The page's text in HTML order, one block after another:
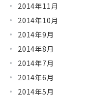
2014年11月
2014年10月
2014年9月
2014年8月
2014年7月
2014年6月
2014年5月